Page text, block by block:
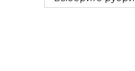
рубрики